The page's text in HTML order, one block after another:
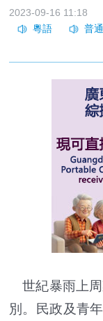
2023-09-16 11:18
世紀暴雨上周
別。民政及青